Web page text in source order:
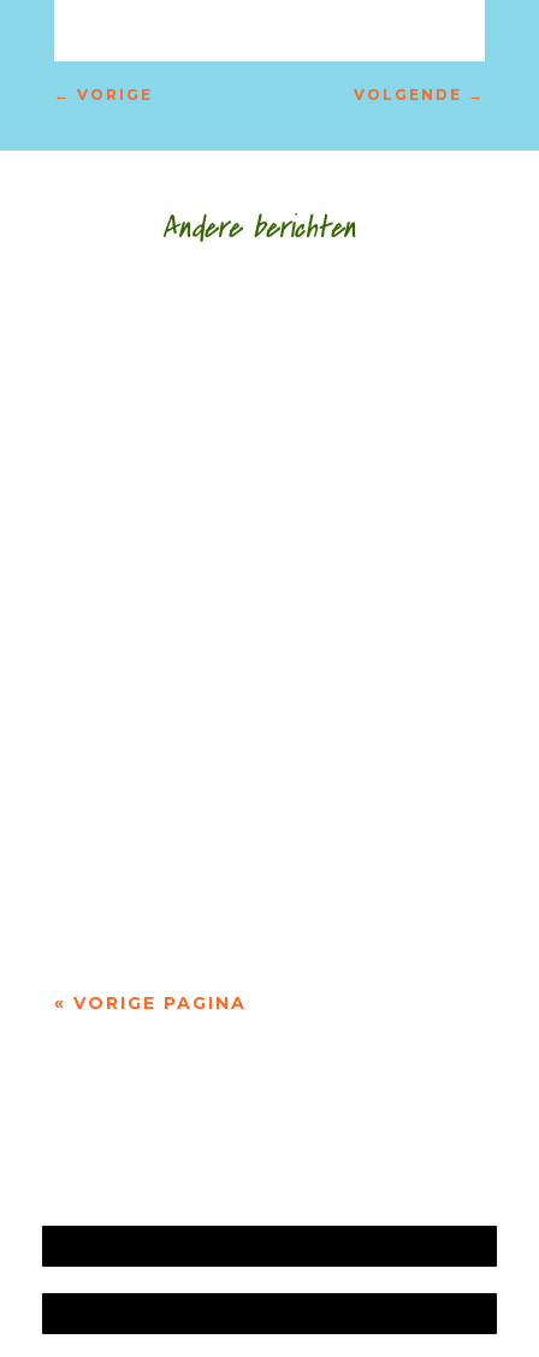
← VORIGE VOLGENDE →
Andere berichten
« VORIGE PAGINA